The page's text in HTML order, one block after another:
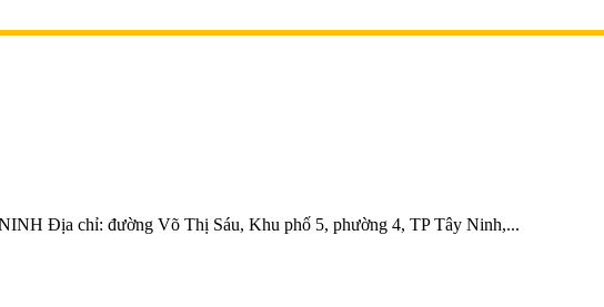
Địa chỉ: đường Võ Thị Sáu, Khu phố 5, phường 4, TP Tây Ninh,...